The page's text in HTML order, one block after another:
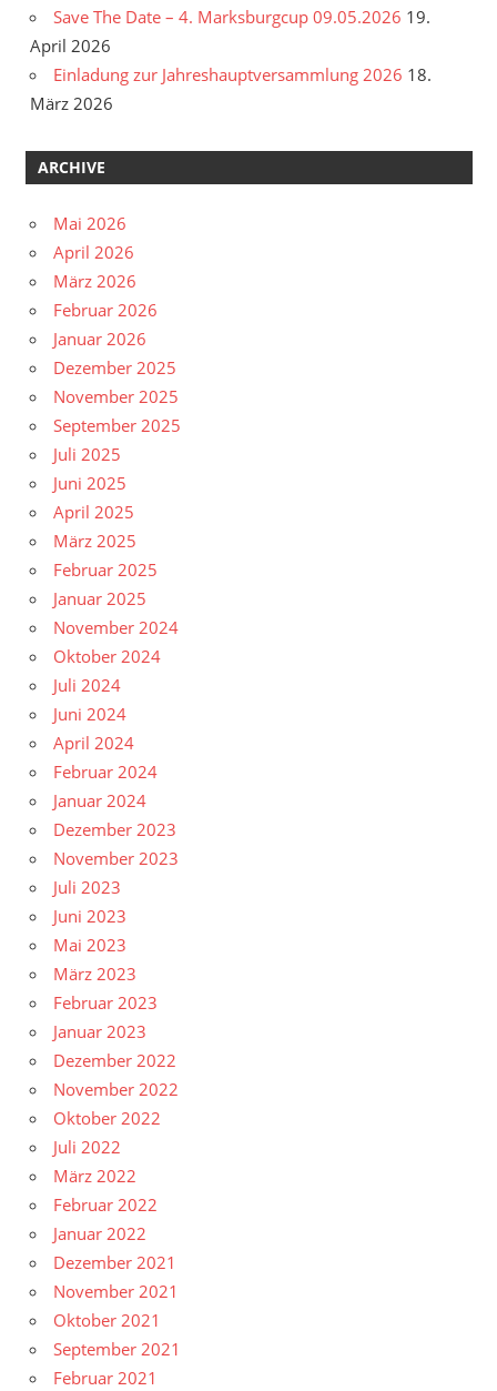
Save The Date – 4. Marksburgcup 09.05.2026 19.
April 2026
Einladung zur Jahreshauptversammlung 2026 18.
März 2026
ARCHIVE
Mai 2026
April 2026
März 2026
Februar 2026
Januar 2026
Dezember 2025
November 2025
September 2025
Juli 2025
Juni 2025
April 2025
März 2025
Februar 2025
Januar 2025
November 2024
Oktober 2024
Juli 2024
Juni 2024
April 2024
Februar 2024
Januar 2024
Dezember 2023
November 2023
Juli 2023
Juni 2023
Mai 2023
März 2023
Februar 2023
Januar 2023
Dezember 2022
November 2022
Oktober 2022
Juli 2022
März 2022
Februar 2022
Januar 2022
Dezember 2021
November 2021
Oktober 2021
September 2021
Februar 2021